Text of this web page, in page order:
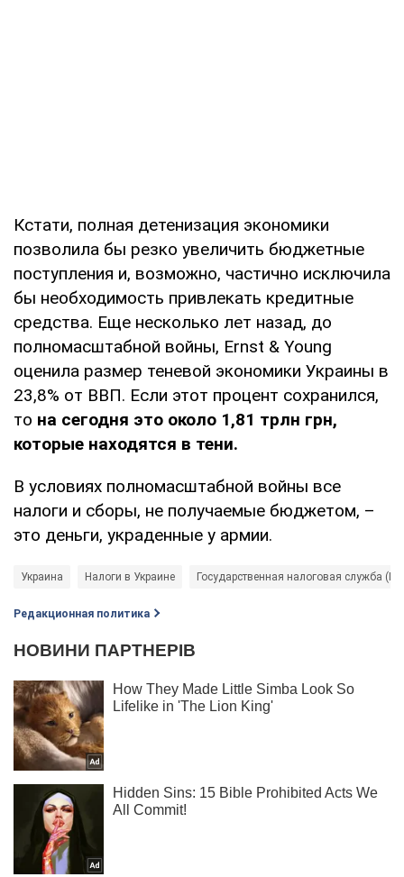
Кстати, полная детенизация экономики
позволила бы резко увеличить бюджетные
поступления и, возможно, частично исключила
бы необходимость привлекать кредитные
средства. Еще несколько лет назад, до
полномасштабной войны, Ernst & Young
оценила размер теневой экономики Украины в
23,8% от ВВП. Если этот процент сохранился,
то на сегодня это около 1,81 трлн грн,
которые находятся в тени.
В условиях полномасштабной войны все
налоги и сборы, не получаемые бюджетом, –
это деньги, украденные у армии.
Украина Налоги в Украине Государственная налоговая служба
Редакционная политика